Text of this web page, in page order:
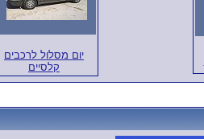
יום מסלול לרכבים
קלסיים